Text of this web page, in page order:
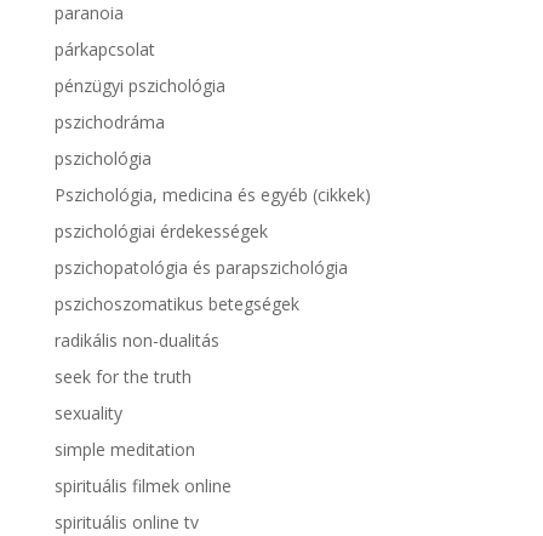
paranoia
párkapcsolat
pénzügyi pszichológia
pszichodráma
pszichológia
Pszichológia, medicina és egyéb (cikkek)
pszichológiai érdekességek
pszichopatológia és parapszichológia
pszichoszomatikus betegségek
radikális non-dualitás
seek for the truth
sexuality
simple meditation
spirituális filmek online
spirituális online tv